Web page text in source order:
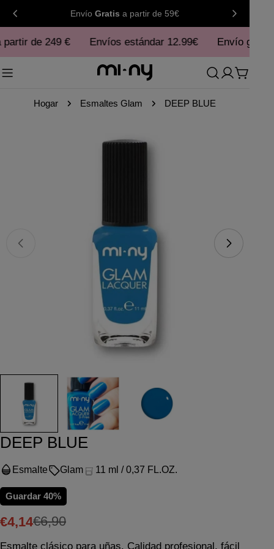
saltar
al
contenido
Envío Gratis a partir de 59€
de 249 € Envíos estándar 12.99€ Envío
Carro
Hogar Esmaltes Glam DEEP BLUE
medios 0 en modal
DEEP BLUE
Esmalte Glam 11 ml / 0,37 FL.OZ.
Guardar 40%
Precio
€4,14
Precio€6,90
Esmalte clásico para uñas. Calidad profesional, fácil